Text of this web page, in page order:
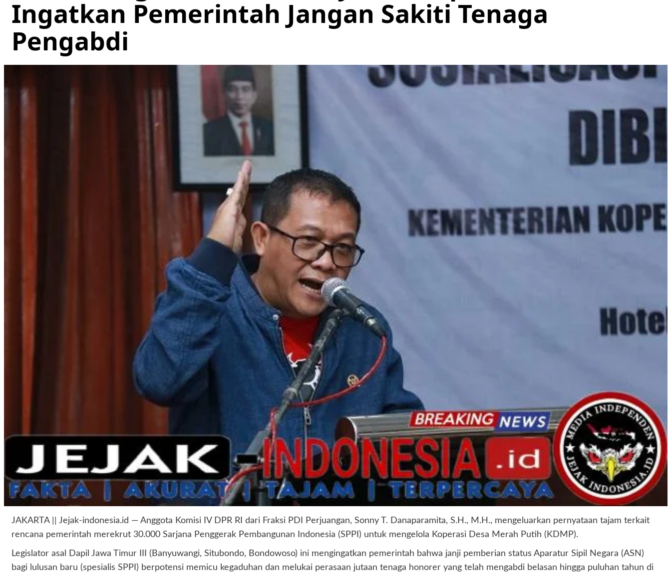
Ingatkan Pemerintah Jangan Sakiti Tenaga
Pengabdi
JAKARTA || Jejak-indonesia.id — Anggota Komisi IV DPR RI dari Fraksi PDI Perjuangan, Sonny T. Danaparamita, S.H., M.H., mengeluarkan pernyataan tajam terkait
rencana pemerintah merekrut 30.000 Sarjana Penggerak Pembangunan Indonesia (SPPI) untuk mengelola Koperasi Desa Merah Putih (KDMP).
Legislator asal Dapil Jawa Timur III (Banyuwangi, Situbondo, Bondowoso) ini mengingatkan pemerintah bahwa janji pemberian status Aparatur Sipil Negara (ASN)
bagi lulusan baru (spesialis SPPI) berpotensi memicu kegaduhan dan melukai perasaan jutaan tenaga honorer yang telah mengabdi belasan hingga puluhan tahun di